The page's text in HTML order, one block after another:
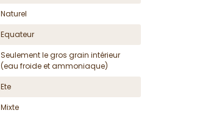
Naturel
Equateur
Seulement le gros grain intérieur
(eau froide et ammoniaque)
Ete
Mixte